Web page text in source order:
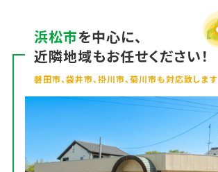
浜松市を中心に、
近隣地域もお任せください！
磐田市、袋井市、掛川市、菊川市も対応致します